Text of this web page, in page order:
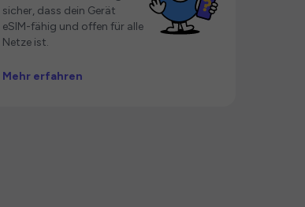
sicher, dass dein Gerät
eSIM-fähig und offen für alle
Netze ist.
Mehr erfahren